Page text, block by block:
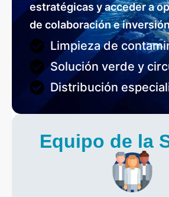
estratégicas y acceder a
de colaboración e
Limpieza de
Solución verde y
Distribución
Equipo de la